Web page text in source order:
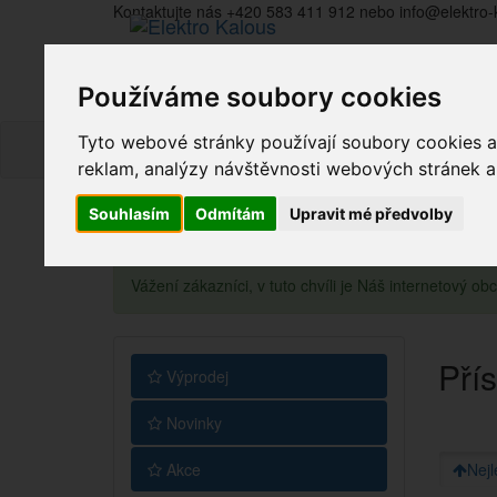
Používáme soubory cookies
Tyto webové stránky používají soubory cookies
reklam, analýzy návštěvnosti webových stránek
Souhlasím Odmítám Upravit mé předvolby
Kontaktujte nás +420 583 411 912 nebo
Vážení zákazníci, v tuto chvíli je Náš internetový
Výprodej
Novinky
Akce